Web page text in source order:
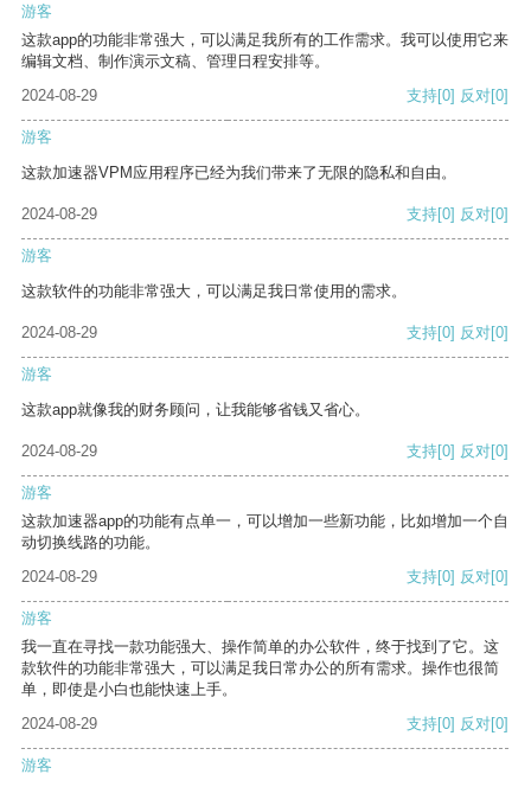
游客
这款app的功能非常强大，可以满足我所有的工作需求。我可以使用它来
编辑文档、制作演示文稿、管理日程安排等。
2024-08-29
支持[0] 反对[0]
游客
这款加速器VPM应用程序已经为我们带来了无限的隐私和自由。
2024-08-29 支持[0] 反对[0]
游客
这款软件的功能非常强大，可以满足我日常使用的需求。
2024-08-29 支持[0] 反对[0]
游客
这款app就像我的财务顾问，让我能够省钱又省心。
2024-08-29 支持[0] 反对[0]
游客
这款加速器app的功能有点单一，可以增加一些新功能，比如增加一个自
动切换线路的功能。
2024-08-29
支持[0] 反对[0]
游客
我一直在寻找一款功能强大、操作简单的办公软件，终于找到了它。这
款软件的功能非常强大，可以满足我日常办公的所有需求。操作也很简
单，即使是小白也能快速上手。
2024-08-29
支持[0] 反对[0]
游客